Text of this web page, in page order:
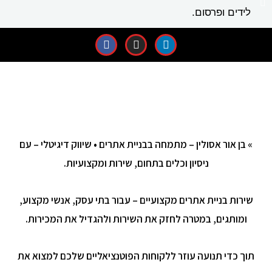
לידים ופרסום.
L
i
n
I
n
s
F
a
c
» בן אור אסולין – מתמחה בבניית אתרים • שיווק דיגיטלי – עם
ניסיון וכלים בתחום, שירות ומקצועיות.
שירות בניית אתרים מקצועיים – עבור בתי עסק, אנשי מקצוע,
ומותגים, במטרה לחזק את השירות ולהגדיל את המכירות.
תוך כדי תנועה עוזר ללקוחות הפוטנציאליים שלכם למצוא את